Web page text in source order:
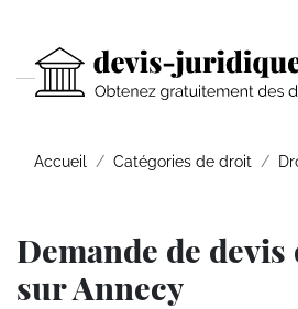
Accueil Catégories de droit
Demande de
sur Annecy